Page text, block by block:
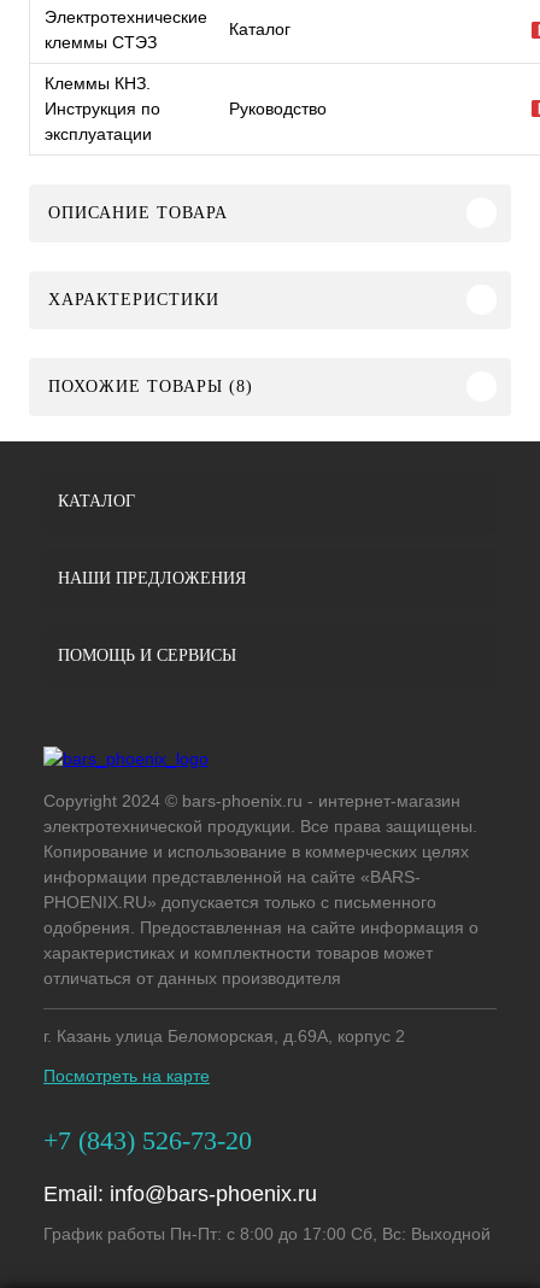
Электротехнические
клеммы СТЭЗ
Каталог
Клеммы КНЗ.
Инструкция по
эксплуатации
Руководство
ОПИСАНИЕ ТОВАРА
ХАРАКТЕРИСТИКИ
ПОХОЖИЕ ТОВАРЫ (8)
КАТАЛОГ
НАШИ ПРЕДЛОЖЕНИЯ
ПОМОЩЬ И СЕРВИСЫ
Copyright 2024 © bars-phoenix.ru - интернет-магазин
электротехнической продукции. Все права защищены.
Копирование и использование в коммерческих целях
информации представленной на сайте «BARS-
PHOENIX.RU» допускается только с письменного
одобрения. Предоставленная на сайте информация о
характеристиках и комплектности товаров может
отличаться от данных производителя
г. Казань улица Беломорская, д.69А, корпус 2
Посмотреть на карте
+7 (843) 526-73-20
Email: info@bars-phoenix.ru
График работы Пн-Пт: с 8:00 до 17:00 Сб, Вс: Выходной